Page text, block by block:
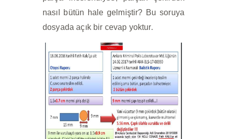
nasıl bütün hale gelmiştir? Bu soruya
dosyada açık bir cevap yoktur.